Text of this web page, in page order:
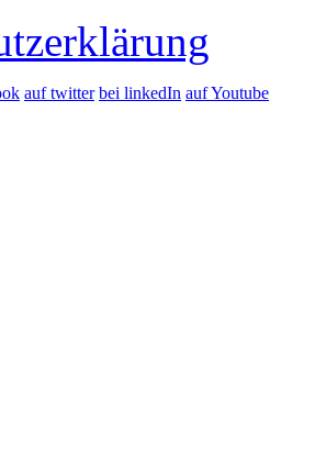
auf twitter bei linkedIn auf Youtube